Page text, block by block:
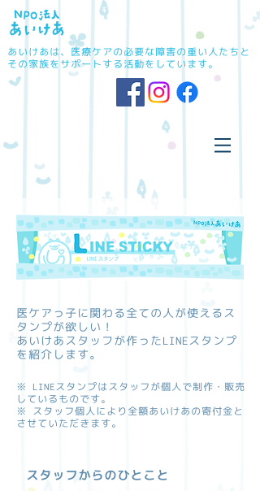
あいけあは、医療ケアの必要な障害の重い人たちと
その家族をサポートする活動をしています。
医ケアっ子に関わる全ての人が使えるス
タンプが欲しい！
あいけあスタッフが作ったLINEスタンプ
を紹介します。
※ LINEスタンプはスタッフが個人で制作・販売
しているものです。
※ スタッフ個人により全額あいけあの寄付金と
させていただきます。
スタッフからのひとこと